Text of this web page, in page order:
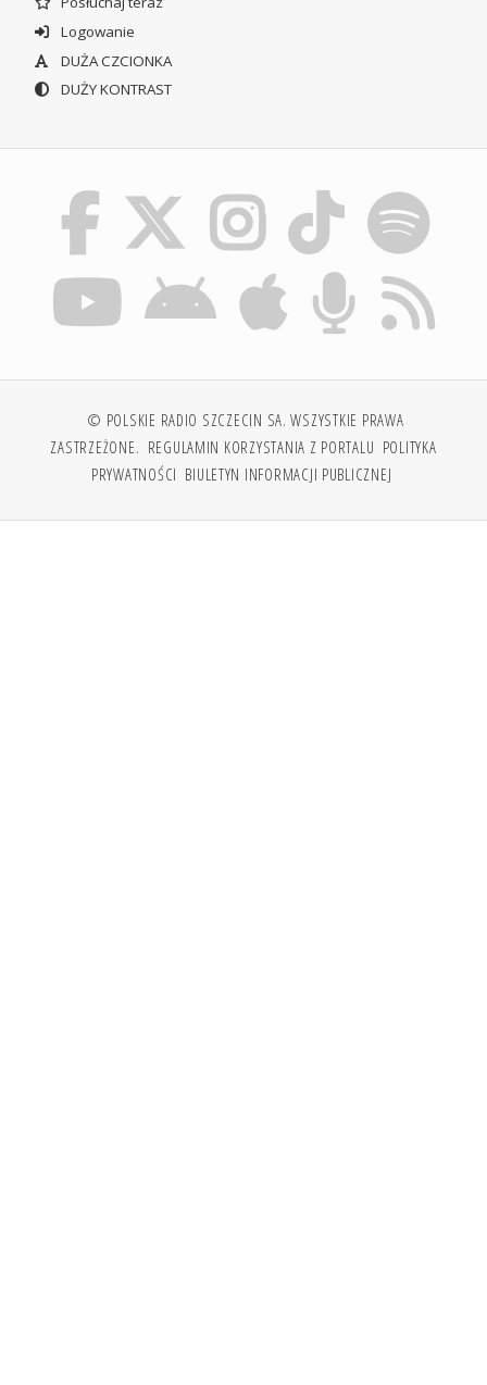
Logowanie
DUŻA CZCIONKA
DUŻY KONTRAST
© POLSKIE RADIO SZCZECIN SA. WSZYSTKIE PRAWA
ZASTRZEŻONE. REGULAMIN KORZYSTANIA Z PORTALU POLITYKA
PRYWATNOŚCI BIULETYN INFORMACJI PUBLICZNEJ